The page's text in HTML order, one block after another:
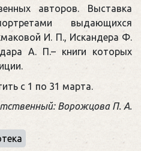
авторов. Выставка
выдающихся
И. П., Искандера Ф.
А. П.– книги которых
с 1 по 31 марта.
Ворожцова П. А.